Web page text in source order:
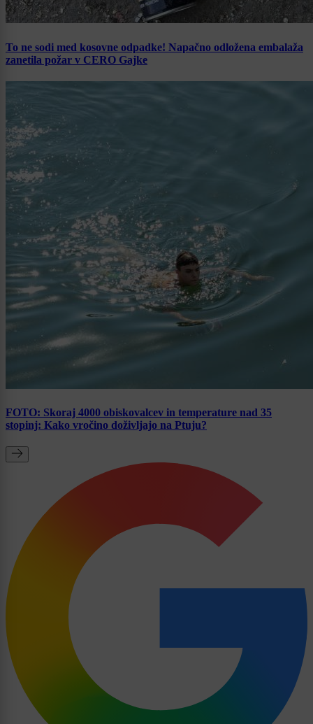
To ne sodi med kosovne odpadke! Napačno odložena embalaža
zanetila požar v CERO Gajke
FOTO: Skoraj 4000 obiskovalcev in temperature nad 35
stopinj: Kako vročino doživljajo na Ptuju?